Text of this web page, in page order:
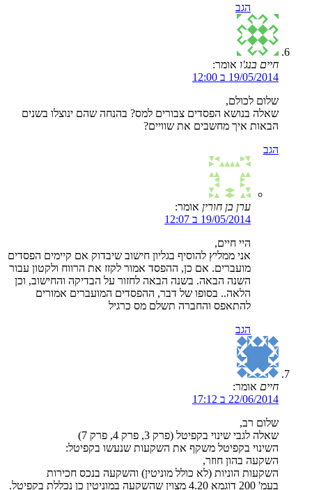
הגב
חיים בנג'ו אומר:
19/05/2014 ב 12:00
שלום לכולם,
שאלה בנושא הפסדים צבורים למס? בהנחה שהם ינוצלו בשנים
הבאות איך מחשבים את שוויים?
הגב
ערן בן חורין אומר:
19/05/2014 ב 12:07
היי חיים,
אני ממליץ להוסיף בגליון חישוב שיבדוק אם קיימים הפסדים
מועברים. אם כן, ההפסד אמור לקזז את הרווח ולקטון עבור
השנה הבאה. בשנה הבאה לחזור על הבדיקה והחישוב, וכן
הלאה.. בסופו של דבר, ההפסדים המועברים אמורים
להתאפס והחברה תשלם מס כרגיל
הגב
חיים אומר:
22/06/2014 ב 17:12
שלום רב,
שאלה לגבי שינוי בקפיטל (פרק 3, פרק 4, פרק 7)
השינוי בקפיטל משקף את השקעות שנעשו בקפיטל:
השקעה בהון חוזר,
השקעות הוניות (לא כולל מוניטין) והשקעה בנכס חכירות
בעמ' 200 דוגמא 4.20 מצוין שהשקעה במוניטין כן נכללת בקפיטל.